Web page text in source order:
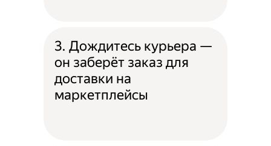
3. Дождитесь курьера —
он заберёт заказ для
доставки на
маркетплейсы